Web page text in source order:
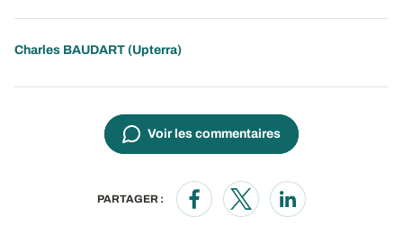
Charles BAUDART (Upterra)
Voir les commentaires
PARTAGER :
Opens in a new window
Opens in a new window
Opens in a new